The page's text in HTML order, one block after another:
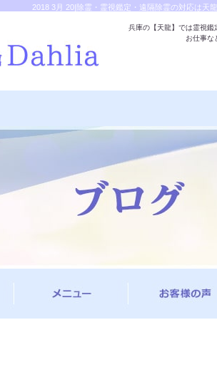
2018 3月 20|除霊・霊視鑑定・遠隔除霊の対応は天
兵庫の【天龍】では霊視鑑
お仕事な